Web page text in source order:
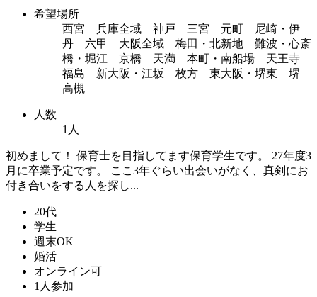
希望場所
西宮 兵庫全域 神戸 三宮 元町 尼崎・伊
丹 六甲 大阪全域 梅田・北新地 難波・心斎
橋・堀江 京橋 天満 本町・南船場 天王寺
福島 新大阪・江坂 枚方 東大阪・堺東 堺
高槻
人数
1人
初めまして！ 保育士を目指してます保育学生です。 27年度3
月に卒業予定です。 ここ3年ぐらい出会いがなく、真剣にお
付き合いをする人を探し...
20代
学生
週末OK
婚活
オンライン可
1人参加